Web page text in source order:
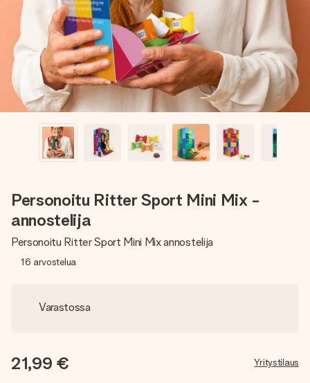
nopeammin kuin ehdit sanoa “yllätys!”
Personoitu Ritter Sport Mini Mix -
annostelija
Personoitu Ritter Sport Mini Mix annostelija
16 arvostelua
Varastossa
21,99 € Yritystilaus